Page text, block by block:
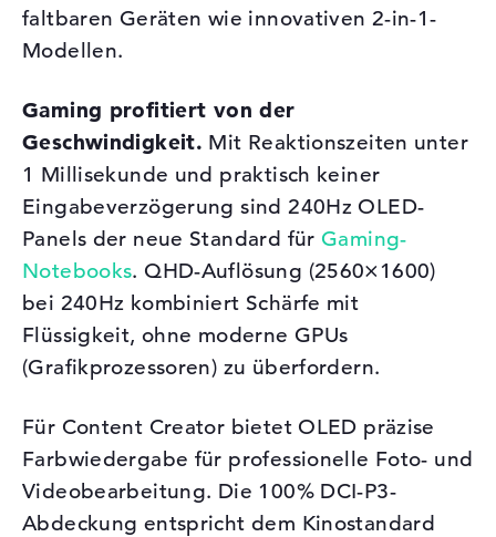
faltbaren Geräten wie innovativen 2-in-1-
Modellen.
Gaming profitiert von der
Geschwindigkeit. Mit Reaktionszeiten unter
1 Millisekunde und praktisch keiner
Eingabeverzögerung sind 240Hz OLED-
Panels der neue Standard für Gaming-
Notebooks. QHD-Auflösung (2560×1600)
bei 240Hz kombiniert Schärfe mit
Flüssigkeit, ohne moderne GPUs
(Grafikprozessoren) zu überfordern.
Für Content Creator bietet OLED präzise
Farbwiedergabe für professionelle Foto- und
Videobearbeitung. Die 100% DCI-P3-
Abdeckung entspricht dem Kinostandard